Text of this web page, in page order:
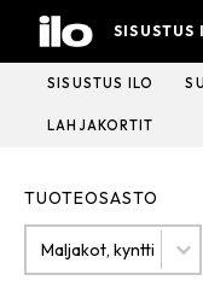
Hyppää
sisältöön
SISUSTUS
SISUSTUS ILO
LAHJAKORTIT
TUOTEOSASTO
TUOTEOSASTO
Tuoteosasto